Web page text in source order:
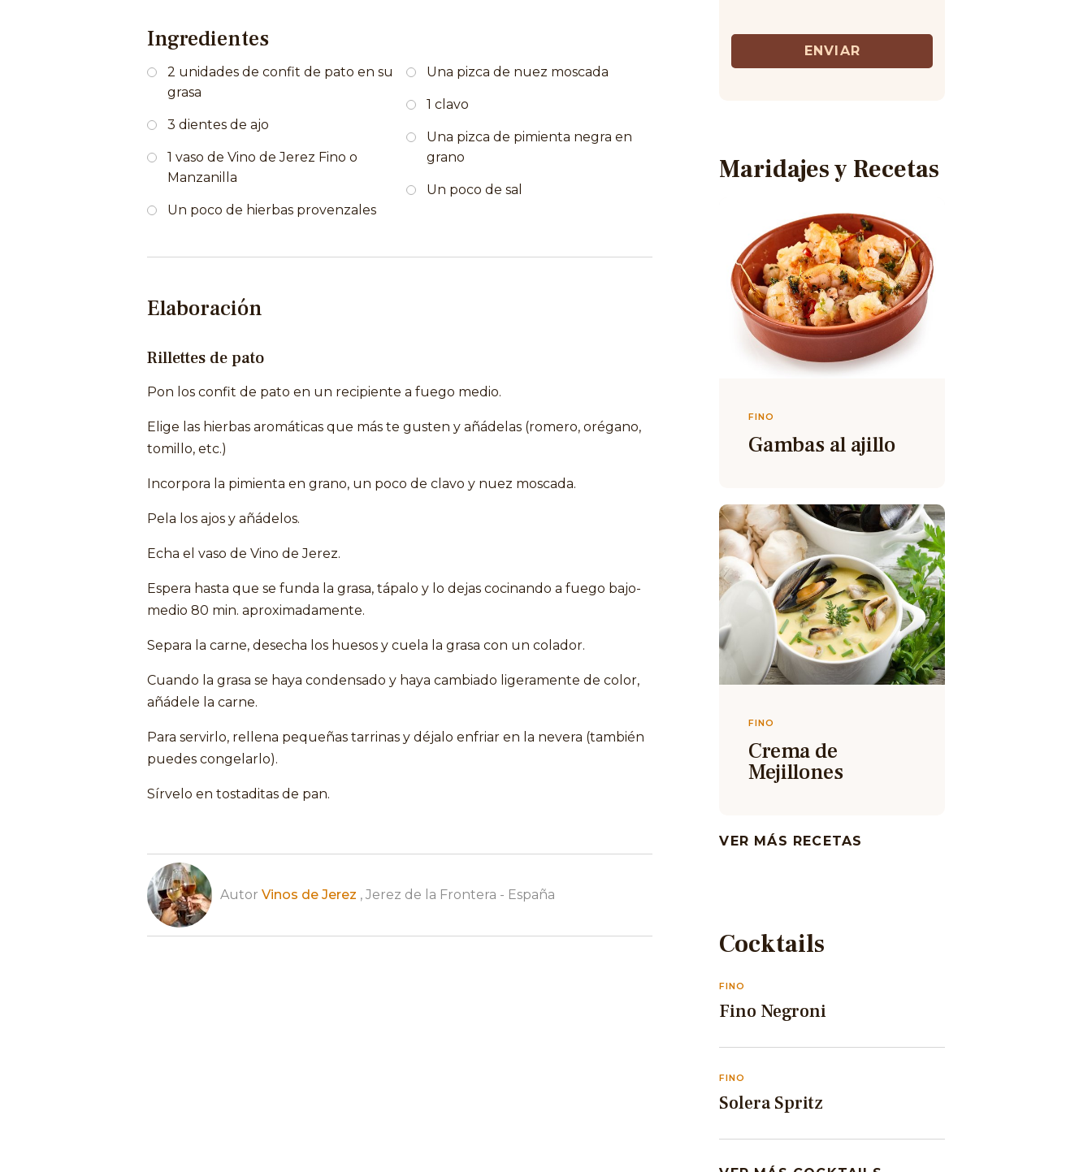
Ingredientes
2 unidades de confit de pato en su
grasa
3 dientes de ajo
1 vaso de Vino de Jerez Fino o
Manzanilla
Un poco de hierbas provenzales
Una pizca de nuez moscada
1 clavo
Una pizca de pimienta negra en
grano
Un poco de sal
Elaboración
Rillettes de pato
Pon los confit de pato en un recipiente a fuego medio.
Elige las hierbas aromáticas que más te gusten y añádelas (romero, orégano,
tomillo, etc.)
Incorpora la pimienta en grano, un poco de clavo y nuez moscada.
Pela los ajos y añádelos.
Echa el vaso de Vino de Jerez.
Espera hasta que se funda la grasa, tápalo y lo dejas cocinando a fuego bajo-
medio 80 min. aproximadamente.
Separa la carne, desecha los huesos y cuela la grasa con un colador.
Cuando la grasa se haya condensado y haya cambiado ligeramente de color,
añádele la carne.
Para servirlo, rellena pequeñas tarrinas y déjalo enfriar en la nevera (también
puedes congelarlo).
Sírvelo en tostaditas de pan.
Autor Vinos de Jerez , Jerez de la Frontera - España
ENVIAR
Maridajes y Recetas
FINO
Gambas al ajillo
FINO
Crema de
Mejillones
VER MÁS RECETAS
Cocktails
FINO
Fino Negroni
FINO
Solera Spritz